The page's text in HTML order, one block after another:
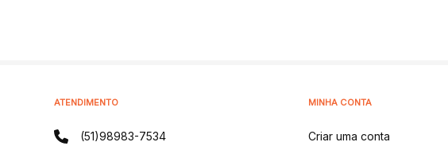
ATENDIMENTO
(51)98983-7534
MINHA CONTA
Criar uma conta